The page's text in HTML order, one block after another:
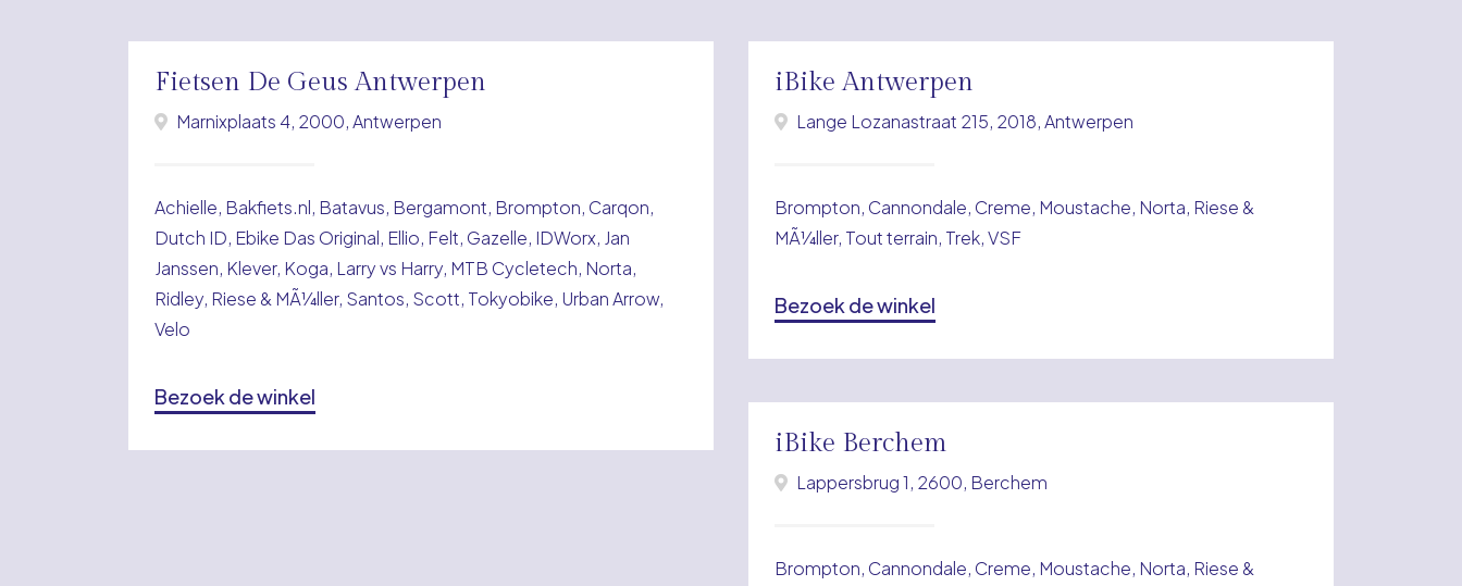
Fietsen De Geus Antwerpen
Marnixplaats 4, 2000, Antwerpen
Achielle, Bakfiets.nl, Batavus, Bergamont, Brompton, Carqon,
Dutch ID, Ebike Das Original, Ellio, Felt, Gazelle, IDWorx, Jan
Janssen, Klever, Koga, Larry vs Harry, MTB Cycletech, Norta,
Ridley, Riese & MÃ¼ller, Santos, Scott, Tokyobike, Urban Arrow,
Velo
Bezoek de winkel
iBike Antwerpen
Lange Lozanastraat 215, 2018, Antwerpen
Brompton, Cannondale, Creme, Moustache, Norta, Riese &
MÃ¼ller, Tout terrain, Trek, VSF
Bezoek de winkel
iBike Berchem
Lappersbrug 1, 2600, Berchem
Brompton, Cannondale, Creme, Moustache, Norta, Riese &